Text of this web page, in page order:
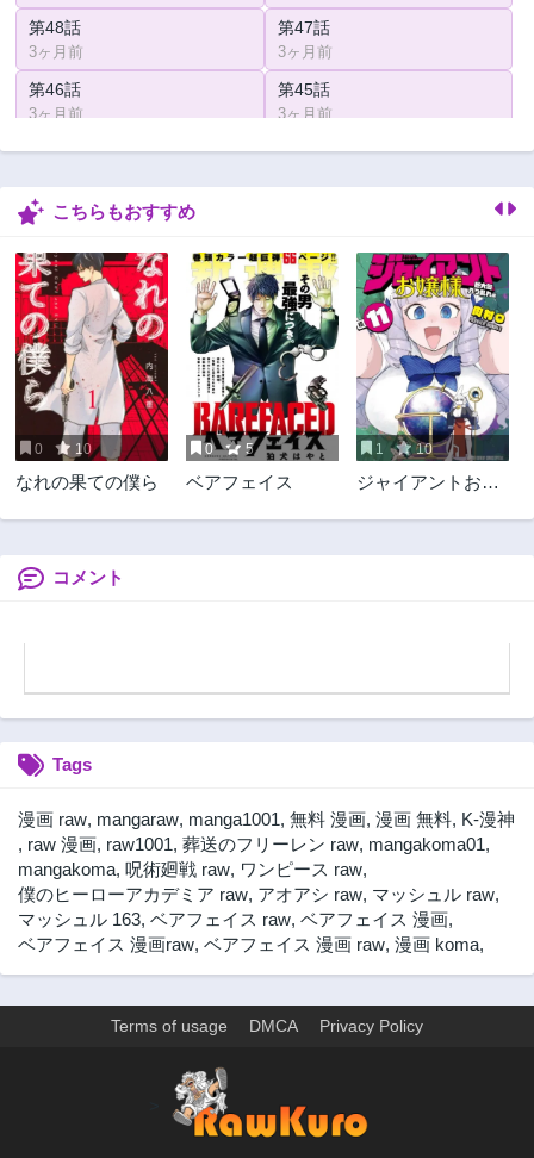
第48話
3ヶ月前
第47話
3ヶ月前
第46話
3ヶ月前
第45話
3ヶ月前
第44話 第43話
第42話
第40話
3ヶ月前
第39話
3ヶ月前
第38話
3ヶ月前
第37話
3ヶ月前
第36話
3ヶ月前
第35話
3ヶ月前
第34話
3ヶ月前
第33話
3ヶ月前
第32話 第31話
第30話
第24話
第22話
3ヶ月前
第21話
3ヶ月前
第20話
3ヶ月前
第19話
3ヶ月前
第18話 第17話
第15話
3ヶ月前
第11話
こちらもおすすめ
0 10
なれの果ての僕ら
0 5
ベアフェイス
1 10
ジャイアントお嬢
コメント
Tags
漫画 raw, mangaraw, manga1001, 無料 漫画, 漫画 無料, K-漫神
, raw 漫画, raw1001, 葬送のフリーレン raw, mangakoma01,
mangakoma, 呪術廻戦 raw, ワンピース raw,
僕のヒーローアカデミア raw, アオアシ raw, マッシュル raw,
マッシュル 163, ベアフェイス raw, ベアフェイス 漫画,
ベアフェイス 漫画raw, ベアフェイス 漫画 raw, 漫画 koma,
Terms of usage DMCA Privacy Policy